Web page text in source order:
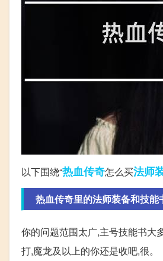
以下围绕“热血传奇怎么买法师
热血传奇里的法师装备和技能
你的问题范围太广,主号技能书
打,魔龙及以上的你还是收吧,很。